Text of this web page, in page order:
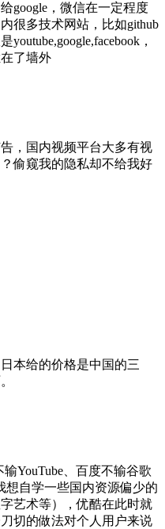
google，微信在一定程度
很多技术网站，比如github
，
了墙外
，国内视频平台大多有视
偷窥我的隐私却不给我好
本给的价格是中国的三
YouTube、百度不输谷歌
想自学一些国内资源偏少的
艺术等），优酷在此时就
切的做法对个人用户来说